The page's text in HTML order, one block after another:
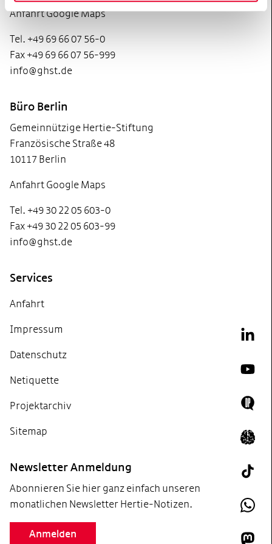
Anfahrt Google Maps
Tel. +49 69 66 07 56-0
Fax +49 69 66 07 56-999
info@ghst.de
Büro Berlin
Gemeinnützige Hertie-Stiftung
Französische Straße 48
10117 Berlin
Anfahrt Google Maps
Tel. +49 30 22 05 603-0
Fax +49 30 22 05 603-99
info@ghst.de
Services
Anfahrt
Impressum
Datenschutz
Netiquette
Projektarchiv
Sitemap
Newsletter Anmeldung
Abonnieren Sie hier ganz einfach unseren
monatlichen Newsletter Hertie-Notizen.
Anmelden
Icon
Tik